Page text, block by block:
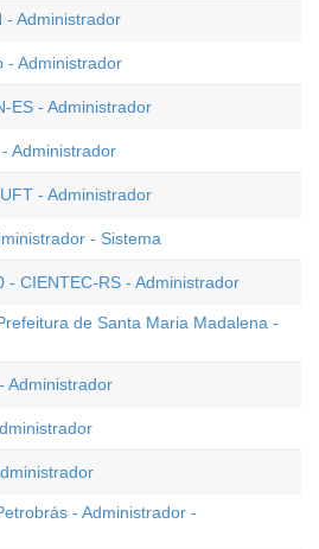
- Administrador
- Administrador
ES - Administrador
Administrador
- Administrador
- Sistema
- CIENTEC-RS - Administrador
de Santa Maria Madalena -
Administrador
- Administrador -